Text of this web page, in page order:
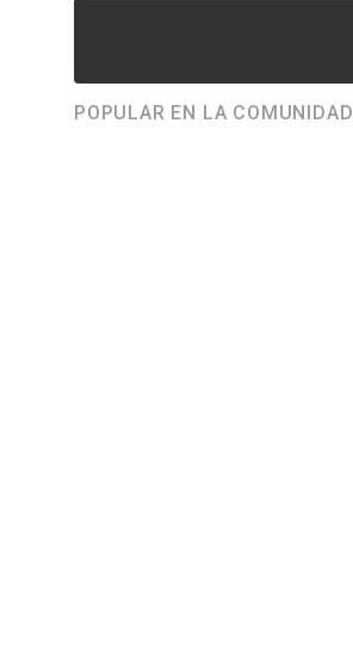
POPULAR EN LA COMUNIDAD